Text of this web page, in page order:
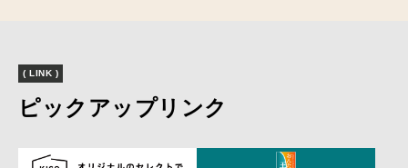
( LINK )
ピックアップリンク